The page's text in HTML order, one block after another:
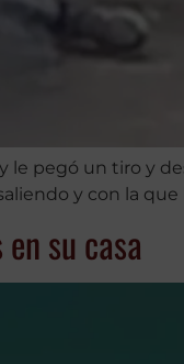
le pegó un tiro y
y con la que
su casa